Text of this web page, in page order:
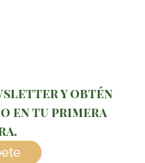
y obtén
en tu primera